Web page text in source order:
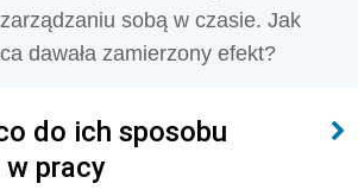
sobą w czasie. Jak
dawała zamierzony efekt?
do ich sposobu
w pracy